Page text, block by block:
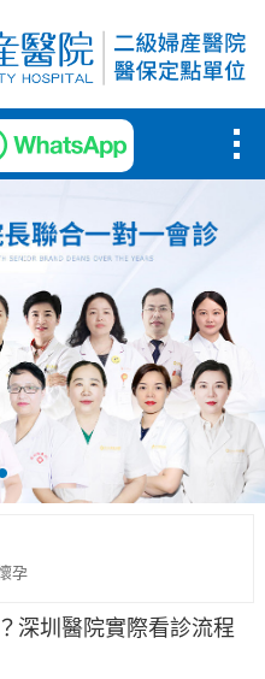
孕
深圳醫院實際看診流程